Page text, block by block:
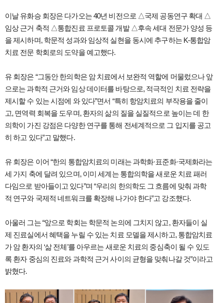
이날 유화승 회장은 다가오는 40년 비전으로 △국제 공동연구 확대 △
임상 근거 축적 △통합진료 프로토콜 개발 △후속 세대 전문가 양성 등
을 제시하며, 학문적 성과와 임상적 실현을 동시에 추구하는 K-통합암
치료 전문 학회로의 도약을 예고했다.
유 회장은 “그동안 한의학은 암 치료에서 보완적 역할에 머물렀으나 앞
으로는 과학적 근거와 임상 데이터를 바탕으로, 적극적인 치료 전략을
제시할 수 있는 시점에 와 있다”면서 “특히 항암치료의 부작용을 줄이
고, 면역력 회복을 도우며, 환자의 삶의 질을 실질적으로 높이는 데 한
의학이 가진 강점은 다양한 연구를 통해 전세계적으로 그 입지를 공고
히 하고 있다”고 말했다.
유 회장은 이어 “한의 통합암치료의 미래는 과학화·표준화·국제화라는
세 가지 축에 달려 있으며, 이미 세계는 통합의학을 새로운 치료 패러
다임으로 받아들이고 있다”며 “우리의 한의학도 그 흐름에 맞춰 과학
적 연구와 국제적 네트워크를 확장해 나가야 한다”고 강조했다.
아울러 그는 “앞으로 학회는 학문적 논의에 그치지 않고, 환자들이 실
제 진료실에서 혜택을 누릴 수 있는 치료 모델을 제시하고, 통합암치료
가 암 환자의 ‘삶 전체’를 아우르는 새로운 치료의 중심축이 될 수 있도
록 환자 중심의 진료와 과학적 근거 사이의 균형을 맞춰나갈 것”이라고
밝혔다.